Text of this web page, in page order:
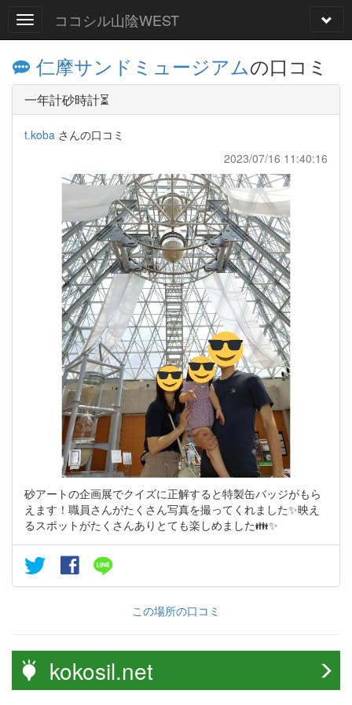
ココシル山陰WEST
仁摩サンドミュージアムの口コミ
一年計砂時計⏳
t.koba さんの口コミ
2023/07/16 11:40:16
砂アートの企画展でクイズに正解すると特製缶バッジがもら
えます！職員さんがたくさん写真を撮ってくれました✨映え
るスポットがたくさんありとても楽しめました👪✨
この場所の口コミ
kokosil.net